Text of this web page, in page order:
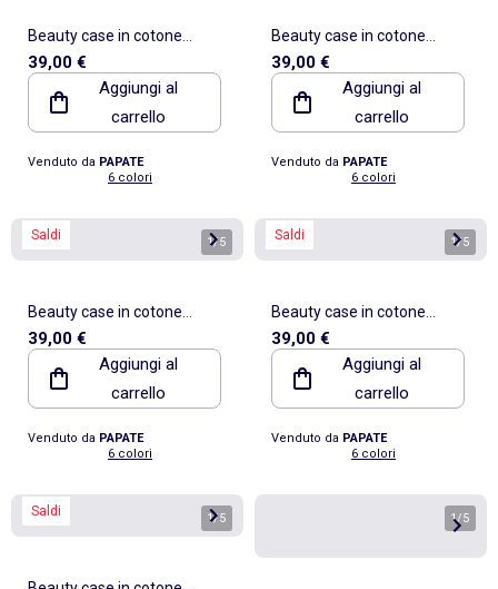
Beauty case in cotone
biologico
39,00 €
Aggiungi al
carrello
Venduto da PAPATE
6 colori
Beauty case in cotone
biologico
39,00 €
Aggiungi al
carrello
Venduto da PAPATE
6 colori
Saldi 1/5
Beauty case in cotone
biologico
39,00 €
Aggiungi al
carrello
Venduto da PAPATE
6 colori
Saldi 1/5
Beauty case in cotone
biologico
39,00 €
Aggiungi al
carrello
Venduto da PAPATE
6 colori
Saldi 1/5 1/5